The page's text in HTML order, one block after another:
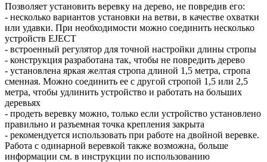
Позволяет установить веревку на дерево, не повредив его:
- несколько вариантов установки на ветви, в качестве охватки
или удавки. При необходимости можно соединить несколько
устройств EJECT
- встроенный регулятор для точной настройки длины стропы
- конструкция разработана так, чтобы не повредить дерево
- установлена яркая желтая стропа длиной 1,5 метра, стропа
сменная. Можно соединить ее с другой стропой 1,5 или 2,5
метра, чтобы удлинить устройство и работать на больших
деревьях
- продеть веревку можно, только если устройство установлено
правильно и разъемная точка крепления закрыта
- рекомендуется использовать при работе на двойной веревке.
Работа с одинарной веревкой также возможна, больше
информации см. в инструкции по использованию